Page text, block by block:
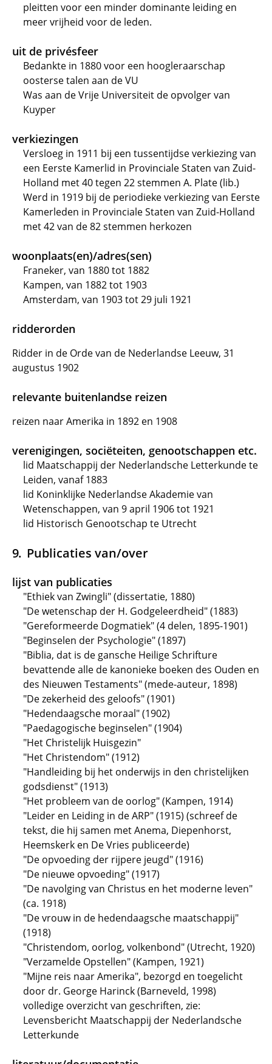
pleitten voor een minder dominante leiding en
meer vrijheid voor de leden.
uit de privésfeer
Bedankte in 1880 voor een hoogleraarschap
oosterse talen aan de VU
Was aan de Vrije Universiteit de opvolger van
Kuyper
verkiezingen
Versloeg in 1911 bij een tussentijdse verkiezing van
een Eerste Kamerlid in Provinciale Staten van Zuid-
Holland met 40 tegen 22 stemmen A. Plate (lib.)
Werd in 1919 bij de periodieke verkiezing van Eerste
Kamerleden in Provinciale Staten van Zuid-Holland
met 42 van de 82 stemmen herkozen
woonplaats(en)/adres(sen)
Franeker, van 1880 tot 1882
Kampen, van 1882 tot 1903
Amsterdam, van 1903 tot 29 juli 1921
ridderorden
Ridder in de Orde van de Nederlandse Leeuw, 31
augustus 1902
relevante buitenlandse reizen
reizen naar Amerika in 1892 en 1908
verenigingen, sociëteiten, genootschappen etc.
lid Maatschappij der Nederlandsche Letterkunde te
Leiden, vanaf 1883
lid Koninklijke Nederlandse Akademie van
Wetenschappen, van 9 april 1906 tot 1921
lid Historisch Genootschap te Utrecht
Publicaties van/over
lijst van publicaties
"Ethiek van Zwingli" (dissertatie, 1880)
"De wetenschap der H. Godgeleerdheid" (1883)
"Gereformeerde Dogmatiek" (4 delen, 1895-1901)
"Beginselen der Psychologie" (1897)
"Biblia, dat is de gansche Heilige Schrifture
bevattende alle de kanonieke boeken des Ouden en
des Nieuwen Testaments" (mede-auteur, 1898)
"De zekerheid des geloofs" (1901)
"Hedendaagsche moraal" (1902)
"Paedagogische beginselen" (1904)
"Het Christelijk Huisgezin"
"Het Christendom" (1912)
"Handleiding bij het onderwijs in den christelijken
godsdienst" (1913)
"Het probleem van de oorlog" (Kampen, 1914)
"Leider en Leiding in de ARP" (1915) (schreef de
tekst, die hij samen met Anema, Diepenhorst,
Heemskerk en De Vries publiceerde)
"De opvoeding der rijpere jeugd" (1916)
"De nieuwe opvoeding" (1917)
"De navolging van Christus en het moderne leven"
(ca. 1918)
"De vrouw in de hedendaagsche maatschappij"
(1918)
"Christendom, oorlog, volkenbond" (Utrecht, 1920)
"Verzamelde Opstellen" (Kampen, 1921)
"Mijne reis naar Amerika", bezorgd en toegelicht
door dr. George Harinck (Barneveld, 1998)
volledige overzicht van geschriften, zie:
Levensbericht Maatschappij der Nederlandsche
Letterkunde